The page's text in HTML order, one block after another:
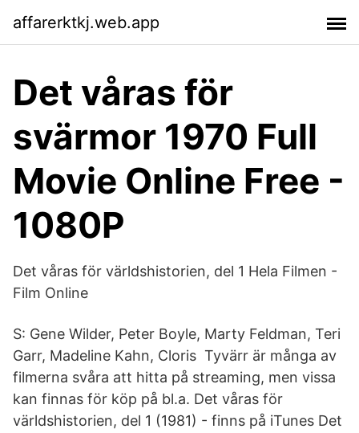
affarerktkj.web.app
Det våras för
svärmor 1970 Full
Movie Online Free -
1080P
Det våras för världshistorien, del 1 Hela Filmen -
Film Online
S: Gene Wilder, Peter Boyle, Marty Feldman, Teri
Garr, Madeline Kahn, Cloris Tyvärr är många av
filmerna svåra att hitta på streaming, men vissa
kan finnas för köp på bl.a. Det våras för
världshistorien, del 1 (1981) - finns på iTunes Det